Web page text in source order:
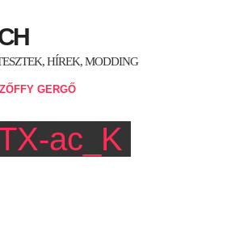
HÍREK, MODDING
GERGŐ
ac_K